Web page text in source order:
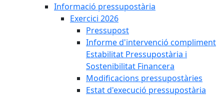
Informació pressupostària
Exercici 2026
Pressupost
Informe d'intervenció compliment
Estabilitat Pressupostària i
Sostenibilitat Financera
Modificacions pressupostàries
Estat d'execució pressupostària